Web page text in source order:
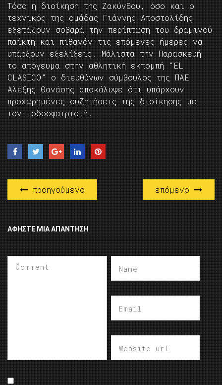
Τόσο η διοίκηση της Ζακύνθου, όσο και ο
τεχνικός της ομάδας Γιάννης Αποστολίδης
εξετάζουν σοβαρά την περίπτωση του δραμινού
παίκτη και πιθανόν τις επόμενες ήμερες να
υπάρξουν εξελίξεις. Μάλιστα την Παρασκευή
το απόγευμα στην αθλητική εκπομπή “EL
CLASICO” ο διευθύνων σύμβουλος της ΠΑΕ
Αλέξης Θανάσης αποκάλυψε ότι υπάρχουν
προχωρημένες συζητήσεις της διοίκησης με
τον ποδοσφαιριστή.
προηγούμενο επόμενο
ΑΦΉΣΤΕ ΜΙΑ ΑΠΆΝΤΗΣΗ